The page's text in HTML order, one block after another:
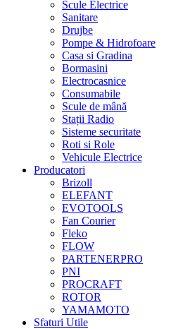
Scule Electrice
Sanitare
Drujbe
Pompe & Hidrofoare
Casa si Gradina
Bormasini
Electrocasnice
Consumabile
Scule de mână
Stații Radio
Sisteme securitate
Roti si Role
Vehicule Electrice
Producatori
Brizoll
ELEFANT
EVOTOOLS
Fan Courier
Fleko
FLOW
PARTENERPRO
PNI
PROCRAFT
ROTOR
YAMAMOTO
Sfaturi Utile